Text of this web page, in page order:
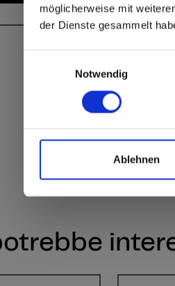
möglicherweise mit
der Dienste gesammelt
Notwendig
Ablehnen
and the rest of the
Click here to